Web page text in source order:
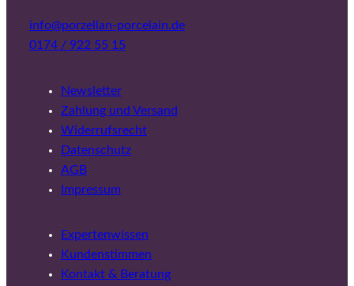
info@porzellan-porcelain.de
0174 / 922 55 15
Newsletter
Zahlung und Versand
Widerrufsrecht
Datenschutz
AGB
Impressum
Expertenwissen
Kundenstimmen
Kontakt & Beratung